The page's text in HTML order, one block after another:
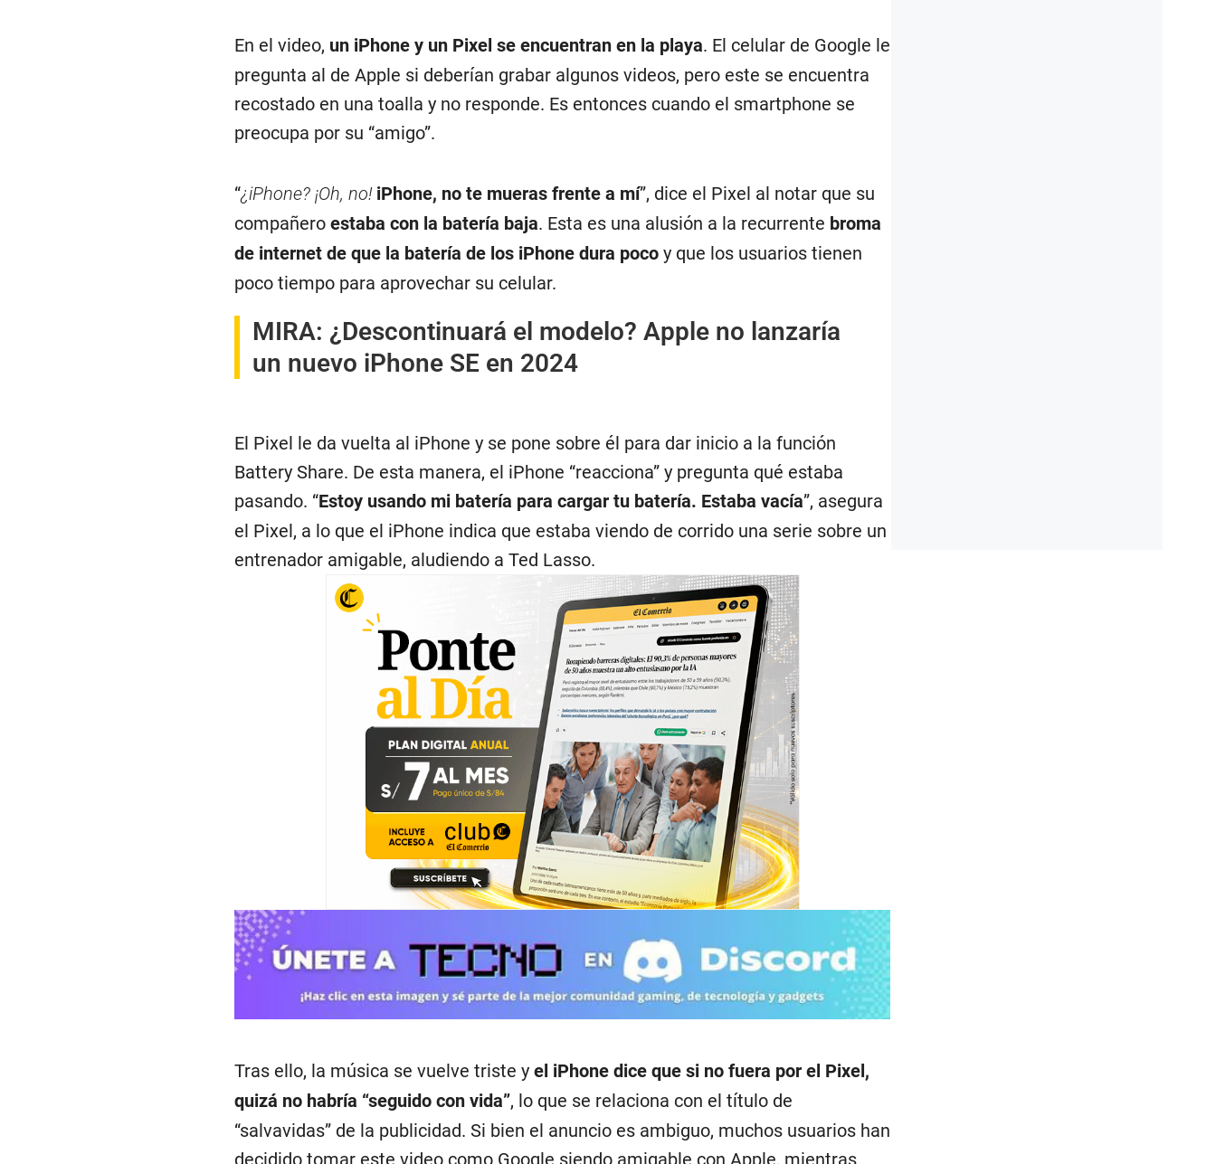
En el video, un iPhone y un Pixel se encuentran en la playa. El celular de Google le
pregunta al de Apple si deberían grabar algunos videos, pero este se encuentra
recostado en una toalla y no responde. Es entonces cuando el smartphone se
preocupa por su “amigo”.
“¿iPhone? ¡Oh, no! iPhone, no te mueras frente a mí”, dice el Pixel al notar que su
compañero estaba con la batería baja. Esta es una alusión a la recurrente broma
de internet de que la batería de los iPhone dura pocoy que los usuarios tienen
poco tiempo para aprovechar su celular.
MIRA: ¿Descontinuará el modelo? Apple no lanzaría
un nuevo iPhone SE en 2024
El Pixel le da vuelta al iPhone y se pone sobre él para dar inicio a la función
Battery Share. De esta manera, el iPhone “reacciona” y pregunta qué estaba
pasando. “Estoy usando mi batería para cargar tu batería. Estaba vacía”, asegura
el Pixel, a lo que el iPhone indica que estaba viendo de corrido una serie sobre un
entrenador amigable, aludiendo a Ted Lasso.
Tras ello, la música se vuelve triste y el iPhone dice que si no fuera por el Pixel,
quizá no habría “seguido con vida”, lo que se relaciona con el título de
“salvavidas” de la publicidad. Si bien el anuncio es ambiguo, muchos usuarios han
decidido tomar este video como Google siendo amigable con Apple, mientras